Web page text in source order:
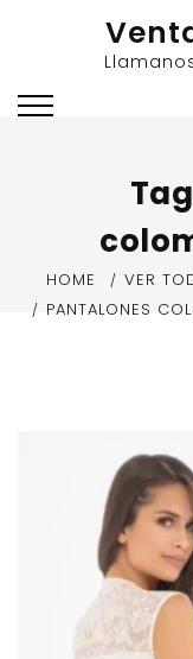
HOME
VER
PANTALONES